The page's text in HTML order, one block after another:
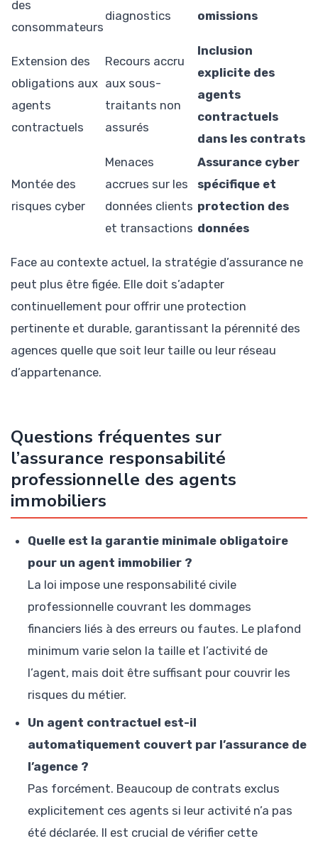
des
consommateurs
diagnostics
omissions
Extension des
obligations aux
agents
contractuels
Recours accru
aux sous-
traitants non
assurés
Inclusion
explicite des
agents
contractuels
dans les contrats
Montée des
risques cyber
Menaces
accrues sur les
données clients
et transactions
Assurance cyber
spécifique et
protection des
données
Face au contexte actuel, la stratégie d’assurance ne
peut plus être figée. Elle doit s’adapter
continuellement pour offrir une protection
pertinente et durable, garantissant la pérennité des
agences quelle que soit leur taille ou leur réseau
d’appartenance.
Questions fréquentes sur
l’assurance responsabilité
professionnelle des agents
immobiliers
Quelle est la garantie minimale obligatoire
pour un agent immobilier ?
La loi impose une responsabilité civile
professionnelle couvrant les dommages
financiers liés à des erreurs ou fautes. Le plafond
minimum varie selon la taille et l’activité de
l’agent, mais doit être suffisant pour couvrir les
risques du métier.
Un agent contractuel est-il
automatiquement couvert par l’assurance de
l’agence ?
Pas forcément. Beaucoup de contrats exclus
explicitement ces agents si leur activité n’a pas
été déclarée. Il est crucial de vérifier cette